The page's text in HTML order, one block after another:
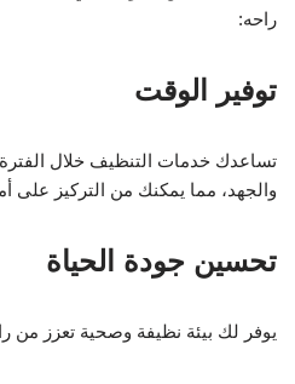
راحه:
توفير الوقت
تساعدك خدمات التنظيف خلال
والجهد، مما يمكنك من التركيز على
تحسين جودة الحياة
يوفر لك بيئة نظيفة وصحية تعزز من